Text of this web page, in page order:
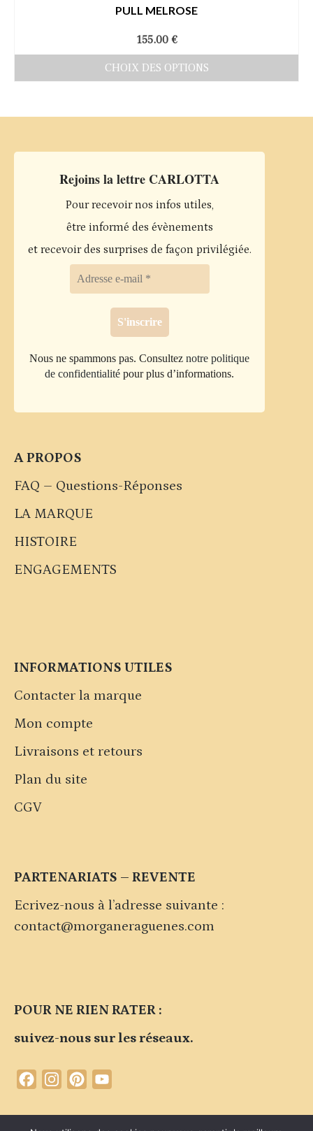
PULL MELROSE
155.00 €
CHOIX DES OPTIONS
plusieurs
variations.
Les
être
la
du
Rejoins la lettre CARLOTTA
Pour recevoir nos infos utiles,
être informé des évènements
et recevoir des surprises de façon privilégiée.
Nous ne spammons pas. Consulteznotre politique
de confidentialité pour plus d’informations.
A PROPOS
FAQ – Questions-Réponses
LA MARQUE
HISTOIRE
ENGAGEMENTS
INFORMATIONS UTILES
Contacter la marque
Mon compte
Livraisons et retours
Plan du site
CGV
PARTENARIATS – REVENTE
Ecrivez-nous à l’adresse suivante :
contact@morganeraguenes.com
POUR NE RIEN RATER :
suivez-nous sur les réseaux.
FacebookInstagramPinterest